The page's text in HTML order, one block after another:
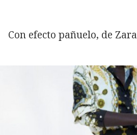
Con efecto pañuelo, de Zara